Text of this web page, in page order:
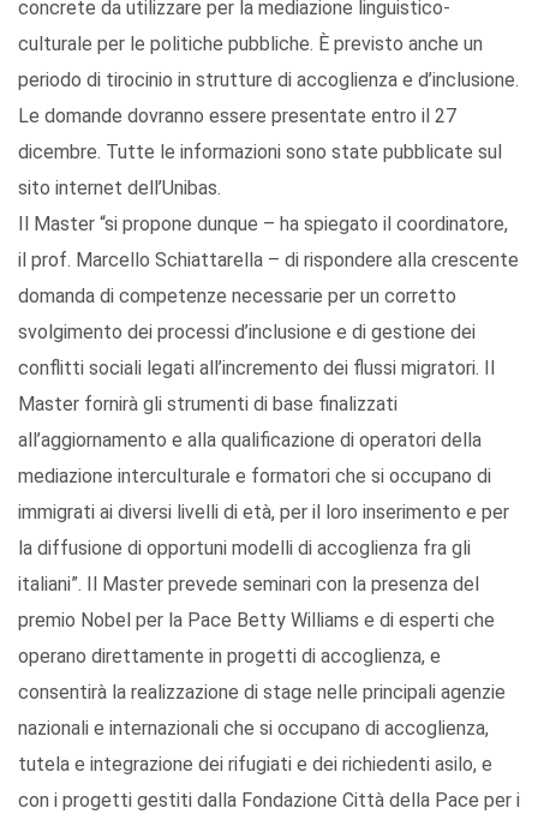
concrete da utilizzare per la mediazione linguistico-
culturale per le politiche pubbliche. È previsto anche un
periodo di tirocinio in strutture di accoglienza e d’inclusione.
Le domande dovranno essere presentate entro il 27
dicembre. Tutte le informazioni sono state pubblicate sul
sito internet dell’Unibas.
Il Master “si propone dunque – ha spiegato il coordinatore,
il prof. Marcello Schiattarella – di rispondere alla crescente
domanda di competenze necessarie per un corretto
svolgimento dei processi d’inclusione e di gestione dei
conflitti sociali legati all’incremento dei flussi migratori. Il
Master fornirà gli strumenti di base finalizzati
all’aggiornamento e alla qualificazione di operatori della
mediazione interculturale e formatori che si occupano di
immigrati ai diversi livelli di età, per il loro inserimento e per
la diffusione di opportuni modelli di accoglienza fra gli
italiani”. Il Master prevede seminari con la presenza del
premio Nobel per la Pace Betty Williams e di esperti che
operano direttamente in progetti di accoglienza, e
consentirà la realizzazione di stage nelle principali agenzie
nazionali e internazionali che si occupano di accoglienza,
tutela e integrazione dei rifugiati e dei richiedenti asilo, e
con i progetti gestiti dalla Fondazione Città della Pace per i